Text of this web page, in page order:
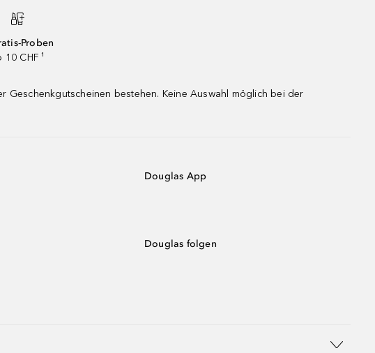
Proben
10 CHF ¹
bestehen. Keine Auswahl möglich bei der
Douglas App
Douglas folgen